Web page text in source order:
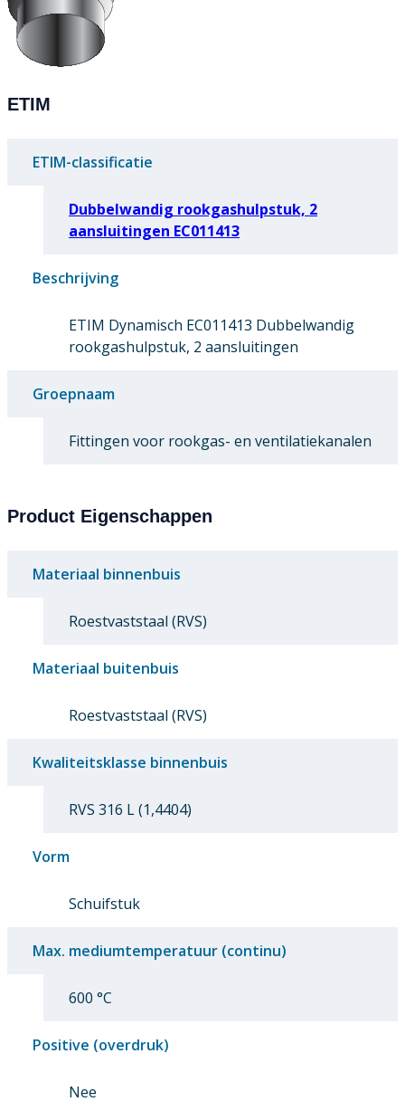
ETIM
ETIM-classificatie
Dubbelwandig rookgashulpstuk, 2
aansluitingen EC011413
Beschrijving
ETIM Dynamisch EC011413 Dubbelwandig
rookgashulpstuk, 2 aansluitingen
Groepnaam
Fittingen voor rookgas- en ventilatiekanalen
Product Eigenschappen
Materiaal binnenbuis
Roestvaststaal (RVS)
Materiaal buitenbuis
Roestvaststaal (RVS)
Kwaliteitsklasse binnenbuis
RVS 316 L (1,4404)
Vorm
Schuifstuk
Max. mediumtemperatuur (continu)
600 °C
Positive (overdruk)
Nee